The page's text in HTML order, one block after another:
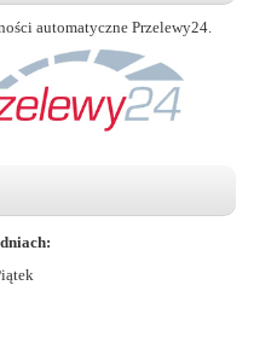
automatyczne Przelewy24.